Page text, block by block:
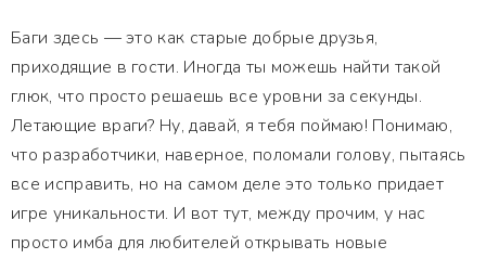
Баги здесь — это как старые добрые друзья,
приходящие в гости. Иногда ты можешь найти такой
глюк, что просто решаешь все уровни за секунды.
Летающие враги? Ну, давай, я тебя поймаю! Понимаю,
что разработчики, наверное, поломали голову, пытаясь
все исправить, но на самом деле это только придает
игре уникальности. И вот тут, между прочим, у нас
просто имба для любителей открывать новые